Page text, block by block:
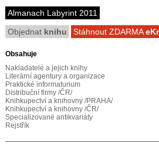
Almanach Labyrint 2011
Objednat knihu Stáhnout ZDARMA
Obsahuje
Nakladatelé a jejich knihy
Literární agentury a organizace
Praktické informaturium
Distribuční firmy /ČR/
Knihkupectví a knihovny /PRAHA/
Knihkupectví a knihovny /ČR/
Specializované antikvariáty
Rejstřík